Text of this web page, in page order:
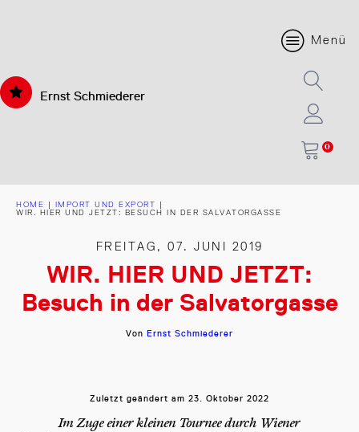
Ernst Schmiederer
Menü
0
HOME | IMPORT UND EXPORT |
WIR. HIER UND JETZT: BESUCH IN DER SALVATORGASSE
FREITAG, 07. JUNI 2019
WIR. HIER UND JETZT:
Besuch in der Salvatorgasse
Von Ernst Schmiederer
Zuletzt geändert am 23. Oktober 2022
Im Zuge einer kleinen Tournee durch Wiener